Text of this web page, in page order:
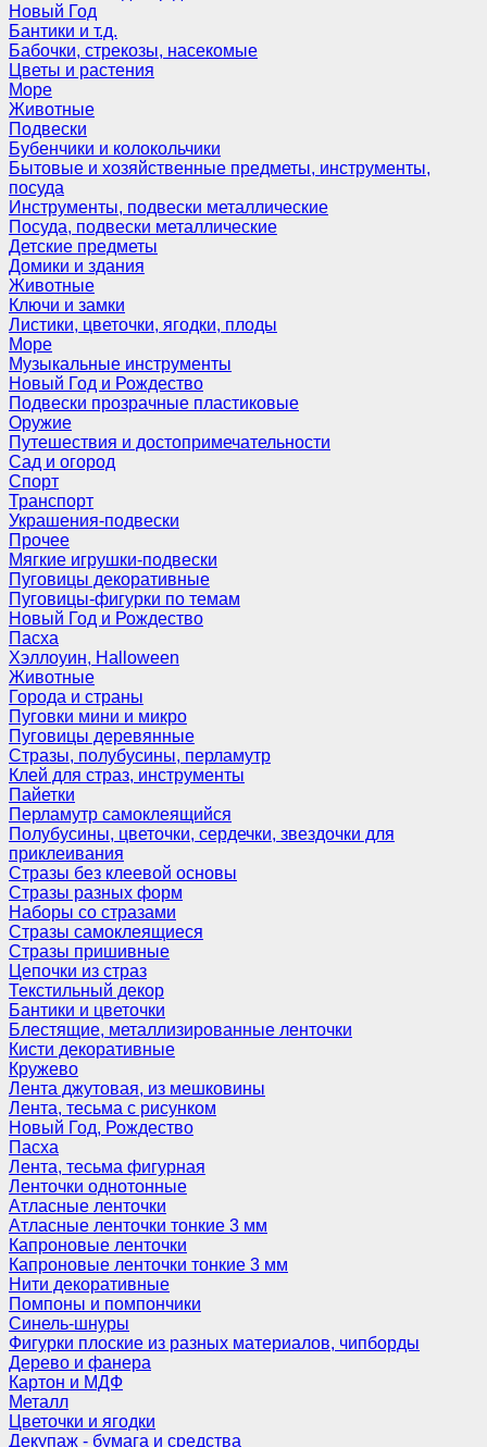
Новый Год
Бантики и т.д.
Бабочки, стрекозы, насекомые
Цветы и растения
Море
Животные
Подвески
Бубенчики и колокольчики
Бытовые и хозяйственные предметы, инструменты,
посуда
Инструменты, подвески металлические
Посуда, подвески металлические
Детские предметы
Домики и здания
Животные
Ключи и замки
Листики, цветочки, ягодки, плоды
Море
Музыкальные инструменты
Новый Год и Рождество
Подвески прозрачные пластиковые
Оружие
Путешествия и достопримечательности
Сад и огород
Спорт
Транспорт
Украшения-подвески
Прочее
Мягкие игрушки-подвески
Пуговицы декоративные
Пуговицы-фигурки по темам
Новый Год и Рождество
Пасха
Хэллоуин, Halloween
Животные
Города и страны
Пуговки мини и микро
Пуговицы деревянные
Стразы, полубусины, перламутр
Клей для страз, инструменты
Пайетки
Перламутр самоклеящийся
Полубусины, цветочки, сердечки, звездочки для
приклеивания
Стразы без клеевой основы
Стразы разных форм
Наборы со стразами
Стразы самоклеящиеся
Стразы пришивные
Цепочки из страз
Текстильный декор
Бантики и цветочки
Блестящие, металлизированные ленточки
Кисти декоративные
Кружево
Лента джутовая, из мешковины
Лента, тесьма с рисунком
Новый Год, Рождество
Пасха
Лента, тесьма фигурная
Ленточки однотонные
Атласные ленточки
Атласные ленточки тонкие 3 мм
Капроновые ленточки
Капроновые ленточки тонкие 3 мм
Нити декоративные
Помпоны и помпончики
Синель-шнуры
Фигурки плоские из разных материалов, чипборды
Дерево и фанера
Картон и МДФ
Металл
Цветочки и ягодки
Декупаж - бумага и средства